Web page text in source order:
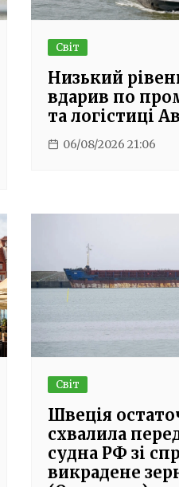
Світ
Низький
вдарив по
та логістиці
06/08/2026 21:06
Світ
Швеція
схвалила
судна РФ зі
викрадене